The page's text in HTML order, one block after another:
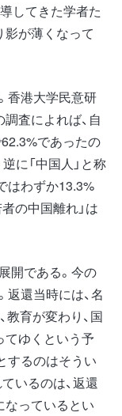
導してきた学者た
影が薄くなって
香港大学民意研
査によれば、自
であったの
に「中国人」と称
はわずか13.3%
の中国離れ」は
開である。今の
還当時には、名
教育が変わり、国
てゆくという予
するのはそうい
いるのは、返還
なっているとい